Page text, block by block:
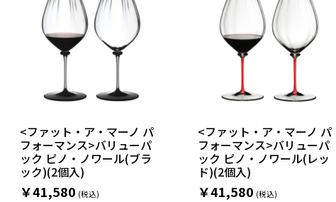
<ファット・ア・マーノ パ
フォーマンス>バリューパ
ック ピノ・ノワール(ブラ
ック)(2個入)
￥41,580
<ファット・ア・マーノ パ
フォーマンス>バリューパ
ック ピノ・ノワール(レッ
ド)(2個入)
￥41,580